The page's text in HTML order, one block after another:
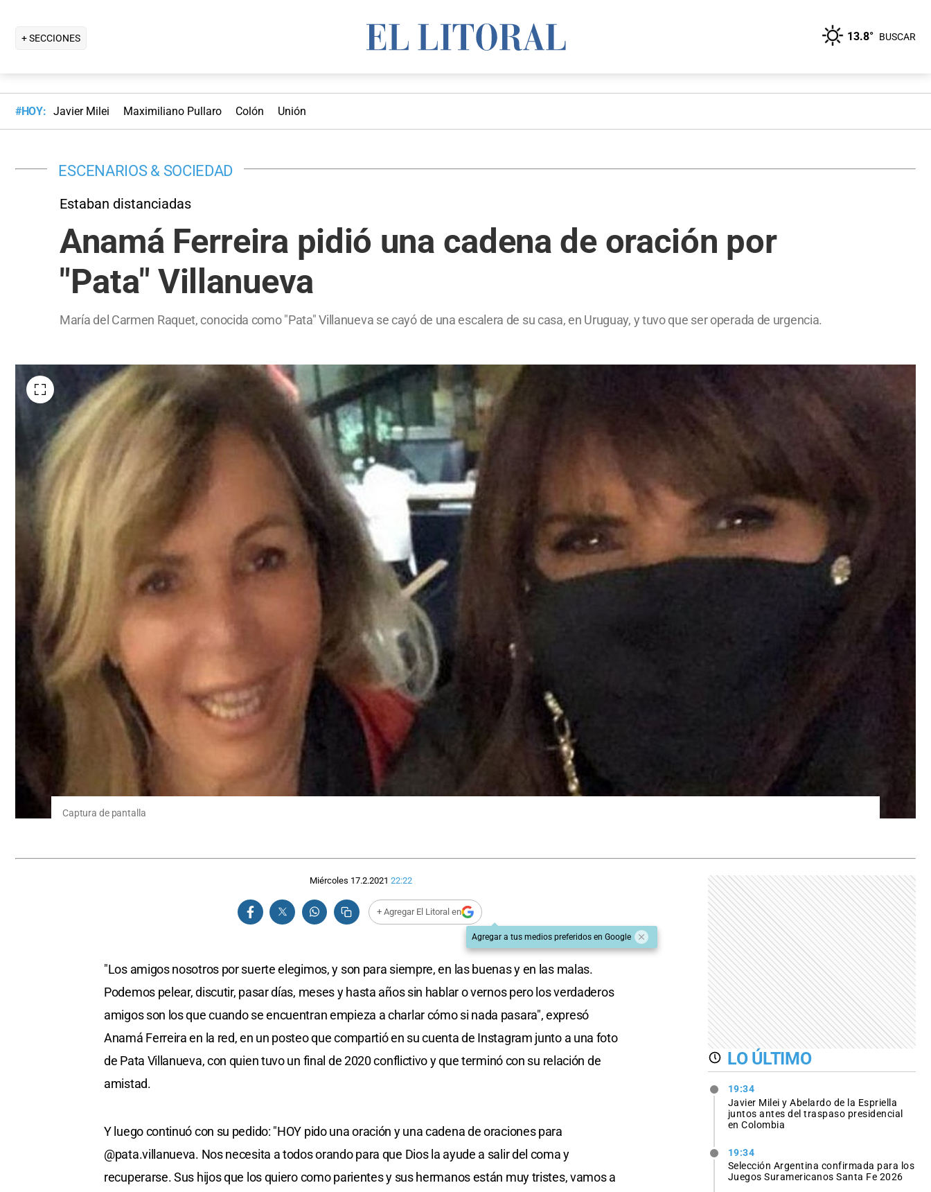
+ SECCIONES 13.8° BUSCAR
#HOY: Javier Milei Maximiliano Pullaro Colón Unión
ESCENARIOS & SOCIEDAD
Estaban distanciadas
Anamá Ferreira pidió una cadena de oración por
"Pata" Villanueva
María del Carmen Raquet, conocida como "Pata" Villanueva se cayó de una escalera de su casa, en Uruguay, y tuvo que ser operada de urgencia.
Captura de pantalla
Miércoles 17.2.2021 22:22
+ Agregar El Litoral en
Agregar a tus medios preferidos en Google
"Los amigos nosotros por suerte elegimos, y son para siempre, en las buenas y en las malas.
Podemos pelear, discutir, pasar días, meses y hasta años sin hablar o vernos pero los verdaderos
amigos son los que cuando se encuentran empieza a charlar cómo si nada pasara", expresó
Anamá Ferreira en la red, en un posteo que compartió en su cuenta de Instagram junto a una foto
de Pata Villanueva, con quien tuvo un final de 2020 conflictivo y que terminó con su relación de
amistad.
Y luego continuó con su pedido: "HOY pido una oración y una cadena de oraciones para
@pata.villanueva. Nos necesita a todos orando para que Dios la ayude a salir del coma y
recuperarse. Sus hijos que los quiero como parientes y sus hermanos están muy tristes, vamos a
LO ÚLTIMO
19:34
Javier Milei y Abelardo de la Espriella
juntos antes del traspaso presidencial
en Colombia
19:34
Selección Argentina confirmada para los
Juegos Suramericanos Santa Fe 2026